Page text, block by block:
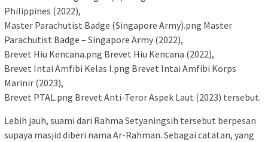
Philippines (2022),
Master Parachutist Badge (Singapore Army).png Master
Parachutist Badge – Singapore Army (2022),
Brevet Hiu Kencana.png Brevet Hiu Kencana (2022),
Brevet Intai Amfibi Kelas I.png Brevet Intai Amfibi Korps
Marinir (2023),
Brevet PTAL.png Brevet Anti-Teror Aspek Laut (2023) tersebut.
Lebih jauh, suami dari Rahma Setyaningsih tersebut berpesan
supaya masjid diberi nama Ar-Rahman. Sebagai catatan, yang